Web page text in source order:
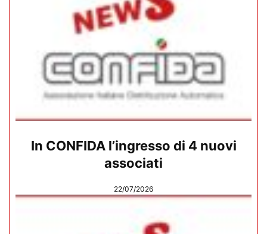
In CONFIDA l’ingresso di 4 nuovi
associati
22/07/2026